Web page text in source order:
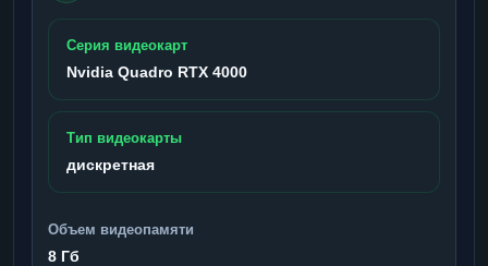
Серия видеокарт
Nvidia Quadro RTX 4000
Тип видеокарты
дискретная
Объем видеопамяти
8 Гб